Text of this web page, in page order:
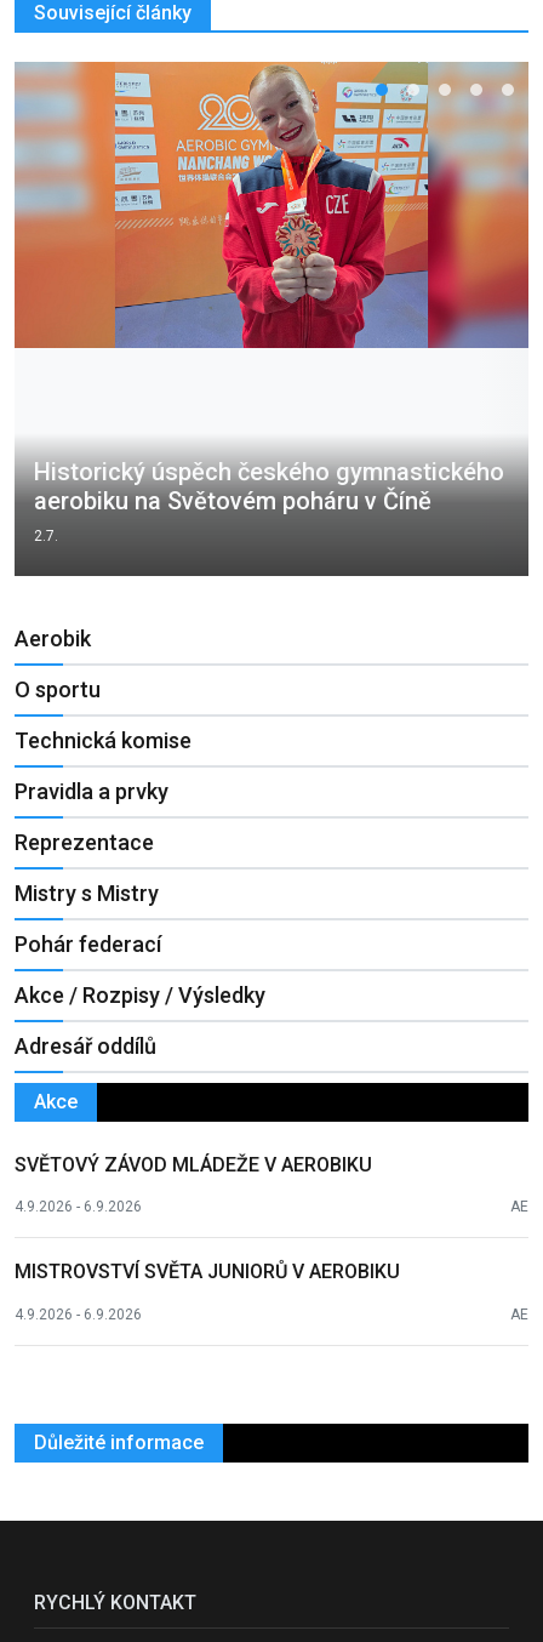
Související články
Historický úspěch českého gymnastického
aerobiku na Světovém poháru v Číně
2.7.
Aerobik
O sportu
Technická komise
Pravidla a prvky
Reprezentace
Mistry s Mistry
Pohár federací
Akce / Rozpisy / Výsledky
Adresář oddílů
Akce
SVĚTOVÝ ZÁVOD MLÁDEŽE V AEROBIKU
4.9.2026 - 6.9.2026 AE
MISTROVSTVÍ SVĚTA JUNIORŮ V AEROBIKU
4.9.2026 - 6.9.2026 AE
Důležité informace
RYCHLÝ KONTAKT